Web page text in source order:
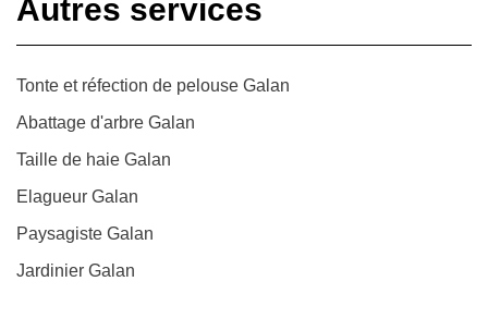
Autres services
Tonte et réfection de pelouse Galan
Abattage d'arbre Galan
Taille de haie Galan
Elagueur Galan
Paysagiste Galan
Jardinier Galan